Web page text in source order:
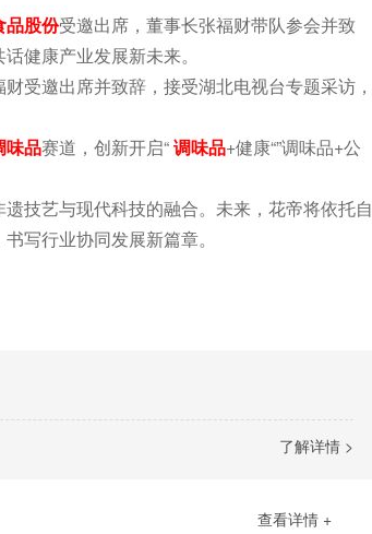
品股份受邀出席，董事长张福财带队参会并致
健康产业发展新未来。
受邀出席并致辞，接受湖北电视台专题采访，
味品赛道，创新开启“调味品+健康“”调味品+公
技艺与现代科技的融合。未来，花帝将依托自
写行业协同发展新篇章。
了解详情 >
查看详情 +